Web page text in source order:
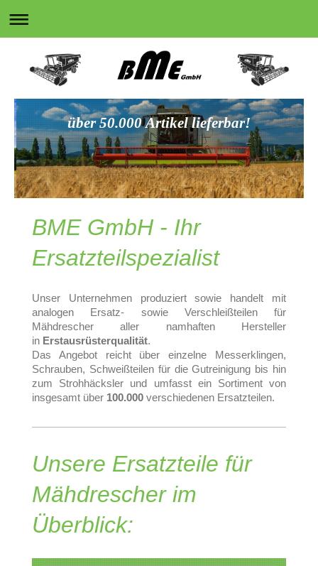
über 50.000 Artikel lieferbar!
BME GmbH - Ihr
Ersatzteilspezialist
Unser Unternehmen produziert sowie handelt mit
analogen Ersatz- sowie Verschleißteilen für
Mähdrescher aller namhaften Hersteller
in Erstausrüsterqualität.
Das Angebot reicht über einzelne Messerklingen,
Schrauben, Schweißteilen für die Gutreinigung bis hin
zum Strohhäcksler und umfasst ein Sortiment von
insgesamt über 100.000 verschiedenen Ersatzteilen.
Unsere Ersatzteile für
Mähdrescher im
Überblick: